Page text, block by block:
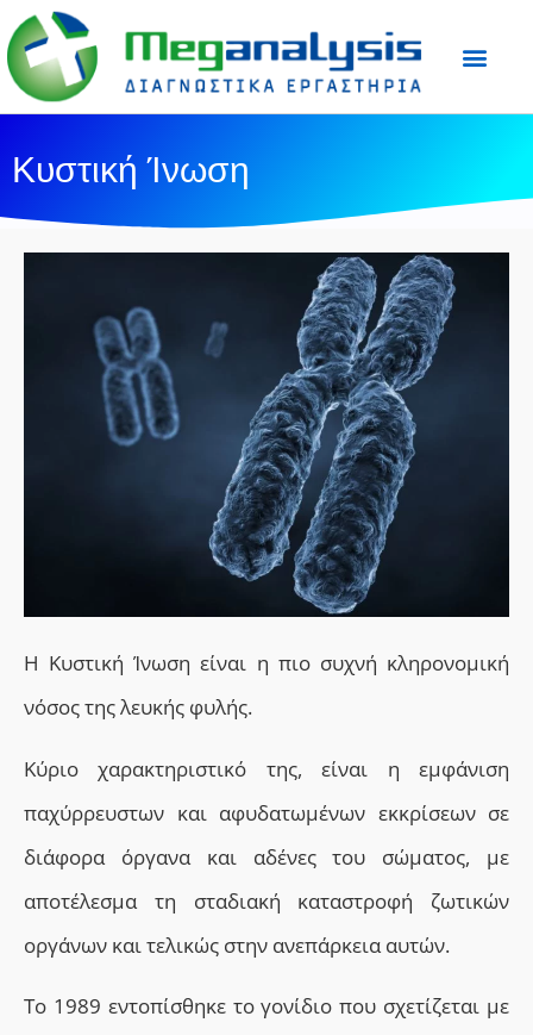
Κυστική Ίνωση
Η Κυστική Ίνωσηείναι η πιο συχνή κληρονομική
νόσος της λευκής φυλής.
Κύριο χαρακτηριστικό της, είναι η εμφάνιση
παχύρρευστων και αφυδατωμένων εκκρίσεων σε
διάφορα όργανα και αδένες του σώματος, με
αποτέλεσμα τη σταδιακή καταστροφή ζωτικών
οργάνων και τελικώς στην ανεπάρκεια αυτών.
Το 1989 εντοπίσθηκε το γονίδιο που σχετίζεται με